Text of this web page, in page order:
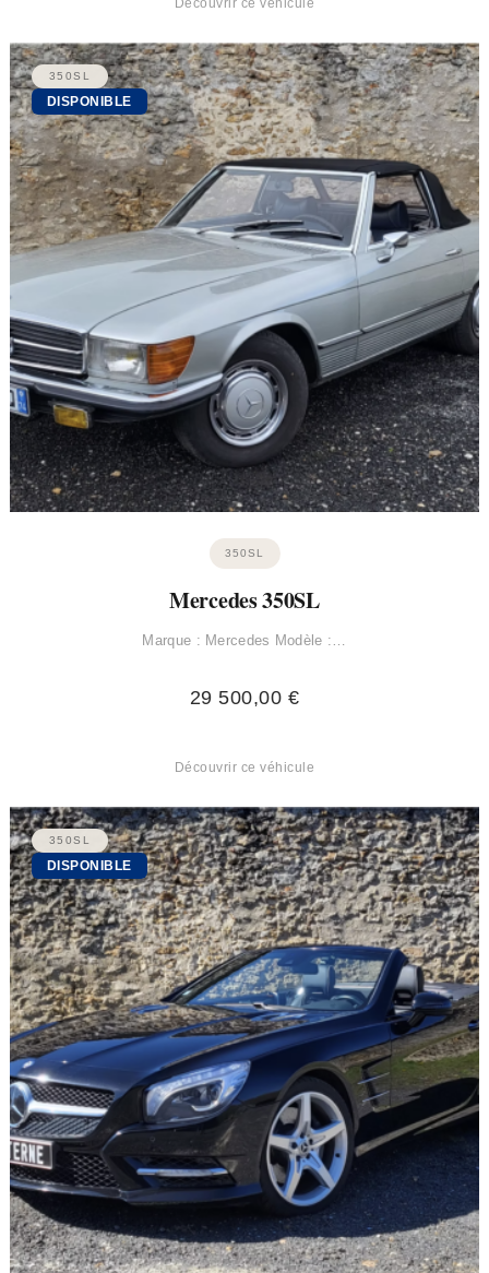
Découvrir ce véhicule
350SL
DISPONIBLE
350SL
Mercedes 350SL
Marque : Mercedes Modèle :…
29 500,00 €
Découvrir ce véhicule
350SL
DISPONIBLE